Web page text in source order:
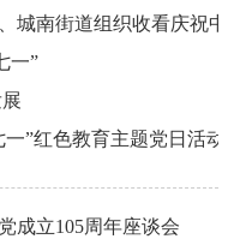
一”
”红色教育主题党日活动
成立105周年座谈会